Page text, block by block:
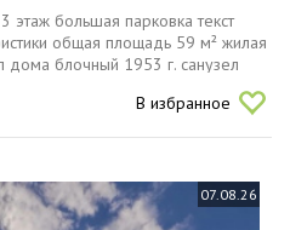
этаж большая парковка текст
общая площадь 59 м² жилая
дома блочный 1953 г. санузел
трубы и радиаторы в
В избранное
07.08.26